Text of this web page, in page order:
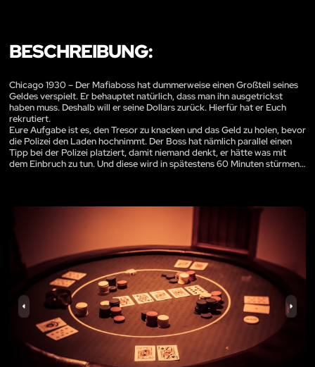
BESCHREIBUNG:
Chicago 1930 – Der Mafiaboss hat dummerweise einen Großteil seines
Geldes verspielt. Er behauptet natürlich, dass man ihn ausgetrickst
haben muss. Deshalb will er seine Dollars zurück. Hierfür hat er Euch
rekrutiert.
Eure Aufgabe ist es, den Tresor zu knacken und das Geld zu holen, bevor
die Polizei den Laden hochnimmt. Der Boss hat nämlich parallel einen
Tipp bei der Polizei platziert, damit niemand denkt, er hätte was mit
dem Einbruch zu tun. Und diese wird in spätestens 60 Minuten stürmen…